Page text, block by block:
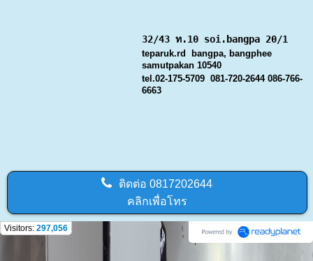
32/43 ท.10 soi.bangpa 20/1
teparuk.rd bangpa, bangphee
samutpakan 10540
tel.02-175-5709 081-720-2644 086-766-
6663
ติดต่อ0817202644
คลิกเพื่อโทร
Visitors: 297,056